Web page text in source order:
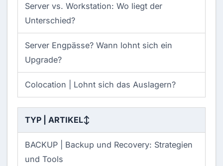
Server vs. Workstation: Wo liegt der
Unterschied?
Server Engpässe? Wann lohnt sich ein
Upgrade?
Colocation | Lohnt sich das Auslagern?
TYP | ARTIKEL↕
BACKUP | Backup und Recovery: Strategien
und Tools